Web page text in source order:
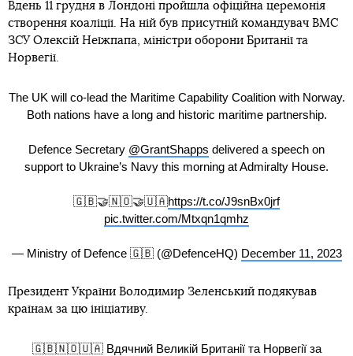
Вдень 11 грудня в Лондоні пройшла офіційна церемонія
створення коаліції. На ній був присутній командувач ВМС
ЗСУ Олексій Неїжпапа, міністри оборони Британії та
Норвегії.
The UK will co-lead the Maritime Capability Coalition with Norway.
Both nations have a long and historic maritime partnership.
Defence Secretary @GrantShapps delivered a speech on
support to Ukraine’s Navy this morning at Admiralty House.
🇬🇧🤝🇳🇴🤝🇺🇦https://t.co/J9snBx0jrf
pic.twitter.com/Mtxqn1qmhz
— Ministry of Defence 🇬🇧 (@DefenceHQ) December 11, 2023
Президент України Володимир Зеленський подякував
країнам за цю ініціативу.
🇬🇧🇳🇴🇺🇦 Вдячний Великій Британії та Норвегії за